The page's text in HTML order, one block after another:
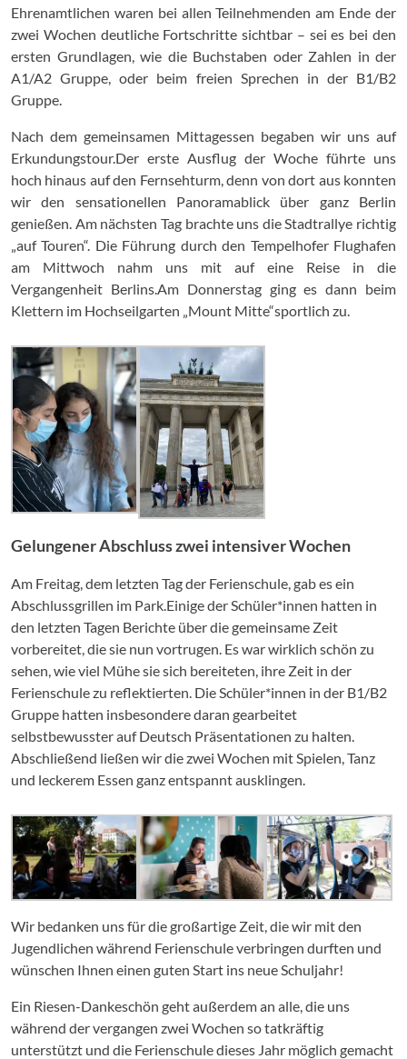
Ehrenamtlichen waren bei allen Teilnehmenden am Ende der
zwei Wochen deutliche Fortschritte sichtbar – sei es bei den
ersten Grundlagen, wie die Buchstaben oder Zahlen in der
A1/A2 Gruppe, oder beim freien Sprechen in der B1/B2
Gruppe.
Nach dem gemeinsamen Mittagessen begaben wir uns auf
Erkundungstour.Der erste Ausflug der Woche führte uns
hoch hinaus auf den Fernsehturm, denn von dort aus konnten
wir den sensationellen Panoramablick über ganz Berlin
genießen. Am nächsten Tag brachte uns die Stadtrallye richtig
„auf Touren“. Die Führung durch den Tempelhofer Flughafen
am Mittwoch nahm uns mit auf eine Reise in die
Vergangenheit Berlins.Am Donnerstag ging es dann beim
Klettern im Hochseilgarten „Mount Mitte“sportlich zu.
Gelungener Abschluss zwei intensiver Wochen
Am Freitag, dem letzten Tag der Ferienschule, gab es ein
Abschlussgrillen im Park.Einige der Schüler*innen hatten in
den letzten Tagen Berichte über die gemeinsame Zeit
vorbereitet, die sie nun vortrugen. Es war wirklich schön zu
sehen, wie viel Mühe sie sich bereiteten, ihre Zeit in der
Ferienschule zu reflektierten. Die Schüler*innen in der B1/B2
Gruppe hatten insbesondere daran gearbeitet
selbstbewusster auf Deutsch Präsentationen zu halten.
Abschließend ließen wir die zwei Wochen mit Spielen, Tanz
und leckerem Essen ganz entspannt ausklingen.
Wir bedanken uns für die großartige Zeit, die wir mit den
Jugendlichen während Ferienschule verbringen durften und
wünschen Ihnen einen guten Start ins neue Schuljahr!
Ein Riesen-Dankeschön geht außerdem an alle, die uns
während der vergangen zwei Wochen so tatkräftig
unterstützt und die Ferienschule dieses Jahr möglich gemacht